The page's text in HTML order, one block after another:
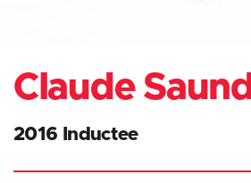
Claude
2016 Inductee